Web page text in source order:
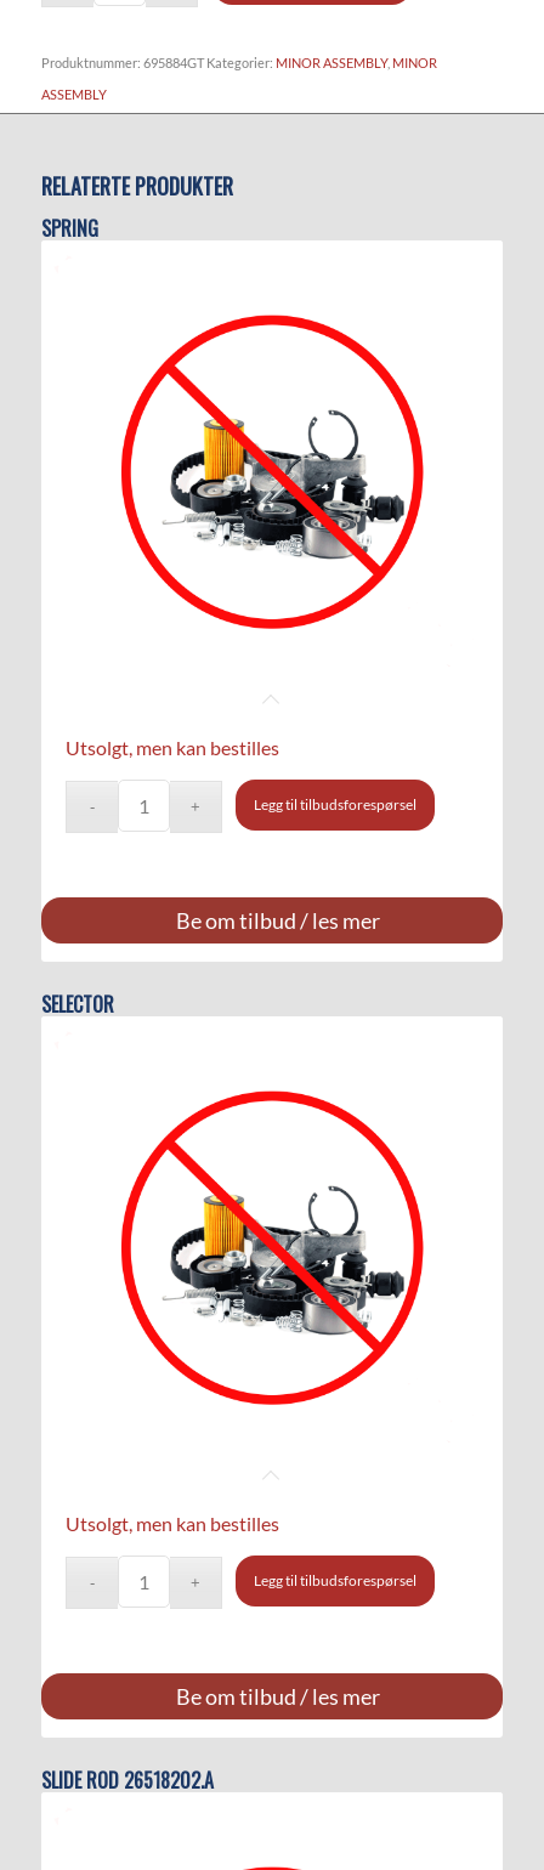
Produktnummer: 695884GT Kategorier: MINOR ASSEMBLY, MINOR
ASSEMBLY
RELATERTE PRODUKTER
SPRING
Utsolgt, men kan bestilles
Legg til tilbudsforespørsel
Be om tilbud / les mer
SELECTOR
Utsolgt, men kan bestilles
Legg til tilbudsforespørsel
Be om tilbud / les mer
SLIDE ROD 26518202.A